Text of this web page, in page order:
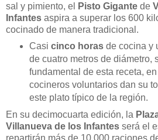
sal y pimiento, el
Pisto Gigante de
Infantes aspira a superar los 600
cocinado de manera tradicional.
Casi cinco horasde cocina y
de cuatro metros de diámetro,
fundamental de esta receta,
cocineros voluntarios dan su
este plato típico de la región.
En su decimocuarta edición, la
Villanueva de los Infantes será el